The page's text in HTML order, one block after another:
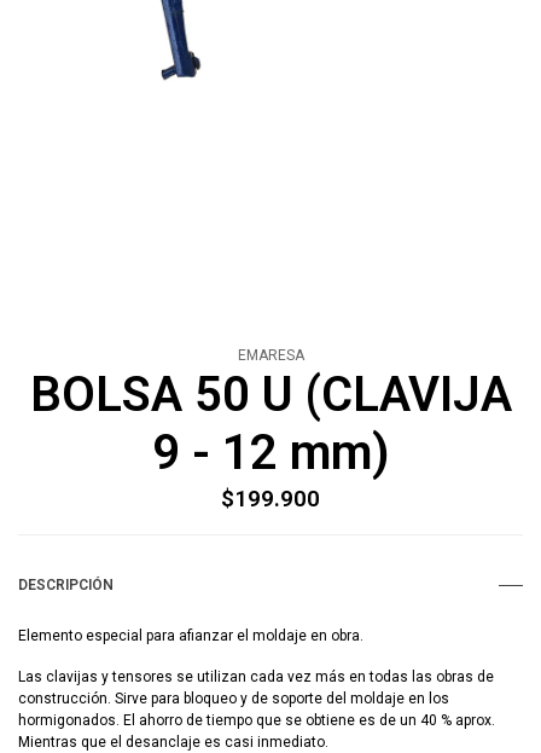
EMARESA
BOLSA 50 U (CLAVIJA
9 - 12 mm)
$199.900
DESCRIPCIÓN
Elemento especial para afianzar el moldaje en obra.
Las clavijas y tensores se utilizan cada vez más en todas las obras de
construcción. Sirve para bloqueo y de soporte del moldaje en los
hormigonados. El ahorro de tiempo que se obtiene es de un 40 % aprox.
Mientras que el desanclaje es casi inmediato.